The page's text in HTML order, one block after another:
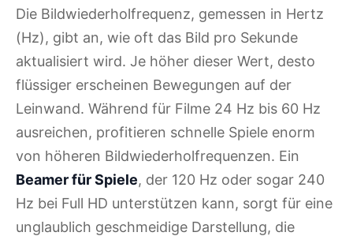
Die Bildwiederholfrequenz, gemessen in Hertz
(Hz), gibt an, wie oft das Bild pro Sekunde
aktualisiert wird. Je höher dieser Wert, desto
flüssiger erscheinen Bewegungen auf der
Leinwand. Während für Filme 24 Hz bis 60 Hz
ausreichen, profitieren schnelle Spiele enorm
von höheren Bildwiederholfrequenzen. Ein
Beamer für Spiele, der 120 Hz oder sogar 240
Hz bei Full HD unterstützen kann, sorgt für eine
unglaublich geschmeidige Darstellung, die